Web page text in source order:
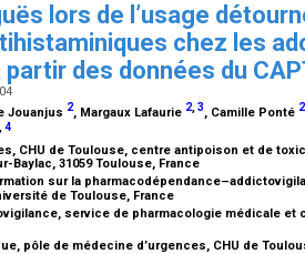
lors de l’usage
chez les
des données du
Jouanjus 2, Margaux Lafaurie 2,3, Camille Ponté 2
4
CHU de Toulouse, centre antipoison et de
Baylac, 31059 Toulouse, France
sur la
de Toulouse, France
service de pharmacologie médicale et
pôle de médecine d’urgences, CHU de